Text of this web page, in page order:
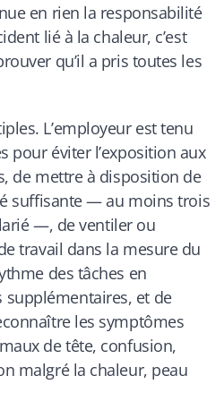
en rien la responsabilité
lié à la chaleur, c’est
qu’il a pris toutes les
L’employeur est tenu
pour éviter l’exposition aux
de mettre à disposition de
suffisante — au moins trois
—, de ventiler ou
travail dans la mesure du
des tâches en
supplémentaires, et de
les symptômes
de tête, confusion,
malgré la chaleur, peau